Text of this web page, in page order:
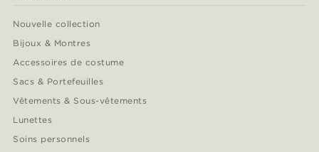
Nouvelle collection
Bijoux & Montres
Accessoires de costume
Sacs & Portefeuilles
Vêtements & Sous-vêtements
Lunettes
Soins personnels